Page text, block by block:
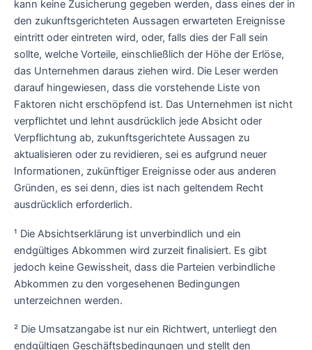
kann keine Zusicherung gegeben werden, dass eines der in
den zukunftsgerichteten Aussagen erwarteten Ereignisse
eintritt oder eintreten wird, oder, falls dies der Fall sein
sollte, welche Vorteile, einschließlich der Höhe der Erlöse,
das Unternehmen daraus ziehen wird. Die Leser werden
darauf hingewiesen, dass die vorstehende Liste von
Faktoren nicht erschöpfend ist. Das Unternehmen ist nicht
verpflichtet und lehnt ausdrücklich jede Absicht oder
Verpflichtung ab, zukunftsgerichtete Aussagen zu
aktualisieren oder zu revidieren, sei es aufgrund neuer
Informationen, zukünftiger Ereignisse oder aus anderen
Gründen, es sei denn, dies ist nach geltendem Recht
ausdrücklich erforderlich.
¹ Die Absichtserklärung ist unverbindlich und ein
endgültiges Abkommen wird zurzeit finalisiert. Es gibt
jedoch keine Gewissheit, dass die Parteien verbindliche
Abkommen zu den vorgesehenen Bedingungen
unterzeichnen werden.
² Die Umsatzangabe ist nur ein Richtwert, unterliegt den
endgültigen Geschäftsbedingungen und stellt den